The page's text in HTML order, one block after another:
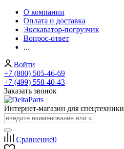
О компании
Оплата и доставка
Экскаватор-погрузчик
Вопрос-ответ
...
Войти
+7 (800) 505-46-69
+7 (499) 558-40-43
Заказать звонок
Интернет-магазин для спецтехники
Сравнение0